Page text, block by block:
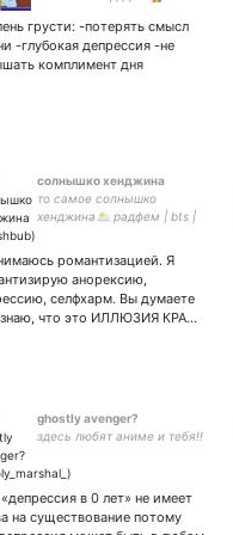
грусти: -потерять смысл
-глубокая депрессия -не
комплимент дня
солнышко хенджина
то самое солнышко
хенджина🌥️ радфем | bts |
осуждения♡→ бсд мои
бсд♡
романтизацией. Я
анорексию,
селфхарм. Вы думаете
знаю, что это ИЛЛЮЗИЯ КРА…
ghostly avenger?
здесь любят аниме и тебя!!
в 0 лет» не имеет
на существование потому